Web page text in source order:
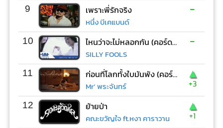
9 เพราะพี่รักจริง
หนึ่ง บีเคแบนด์
-
10 ไหนว่าจะไม่หลอกกัน (คอร์ด ง่ายๆ)
SILLY FOOLS
-
11 ก่อนที่โลกทั้งใบมันพัง (คอร์ด ง่ายๆ)
Mr’ พระจันทร์
▲
+3
12 ย้ายป่า
คณะขวัญใจ ft.หงา คาราวาน
▲
+1